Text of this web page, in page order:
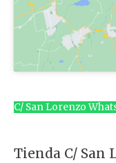
C/ San Lorenzo
Tienda C/ San